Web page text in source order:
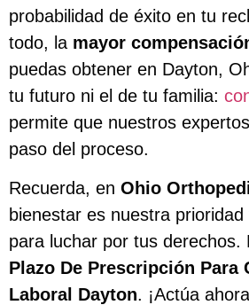
probabilidad de éxito en tu
todo, la mayor
puedas obtener en Dayton,
tu futuro ni el de tu familia:
permite que nuestros
paso del proceso.
Recuerda, en Ohio
bienestar es nuestra
para luchar por tus derechos.
Plazo De Prescripción Para
Laboral Dayton. ¡Actúa